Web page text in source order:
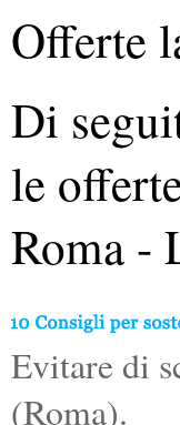
Offerte
Di
le
Roma -
Evitare di
(Roma).